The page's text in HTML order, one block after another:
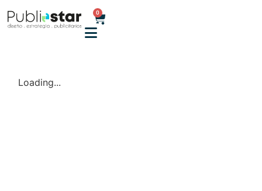
0
Loading...